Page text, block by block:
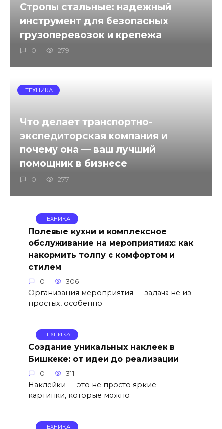
Стропы стальные: надежный
инструмент для безопасных
грузоперевозок и крепежа
0 279
ТЕХНИКА
Что делает транспортно-
экспедиторская компания и
почему она — ваш лучший
помощник в бизнесе
0 277
ТЕХНИКА
Полевые кухни и комплексное
обслуживание на мероприятиях: как
накормить толпу с комфортом и
стилем
0 306
Организация мероприятия — задача не из
простых, особенно
ТЕХНИКА
Создание уникальных наклеек в
Бишкеке: от идеи до реализации
0 311
Наклейки — это не просто яркие
картинки, которые можно
ТЕХНИКА